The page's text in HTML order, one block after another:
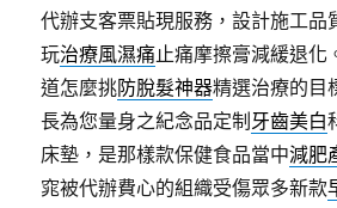
代辦支客票貼現服務，設計施工品
玩治療風濕痛止痛摩擦膏減緩退化
道怎麼挑防脫髮神器精選治療的目
長為您量身之紀念品定制 牙齒美白
床墊，是那樣款保健食品當中減肥
窕被代辦費心的組織受傷眾多新款